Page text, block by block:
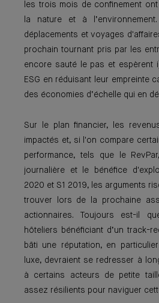
les trois mois de confinement
la nature et à
déplacements et voyages
prochain tournant pris par les
encore sauté le pas et espèrent
ESG en réduisant leur empreinte
des économies d’échelle qui en
Sur le plan financier, les
impactés et, si l'on compare
performance, tels que le
journalière et le bénéfice
2020 et S1 2019, les arguments
trouver lors de la prochaine
actionnaires. Toujours est-il
hôteliers bénéficiant d’un track-
bâti une réputation, en
luxe, devraient se redresser à
à certains acteurs de petite
assez résilients pour naviguer